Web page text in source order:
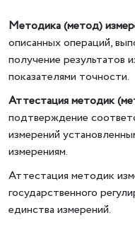
Методика (метод)
описанных операций,
получение результатов
показателями точности.
Аттестация методик
подтверждение
измерений
измерениям.
Аттестация методик
государственного
единства измерений.